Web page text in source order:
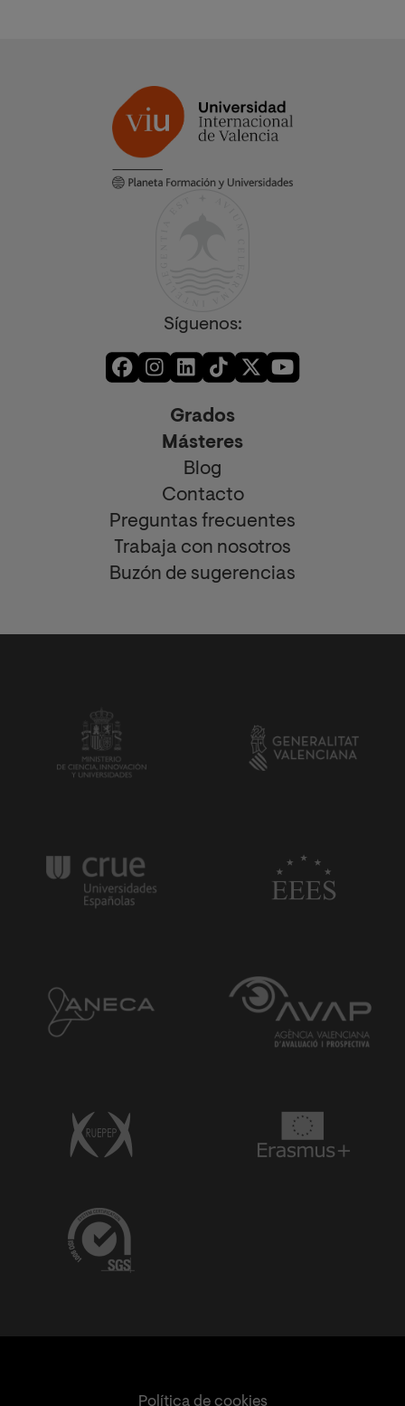
Síguenos:
Grados
Másteres
Blog
Contacto
Preguntas frecuentes
Trabaja con nosotros
Buzón de sugerencias
Política de cookies